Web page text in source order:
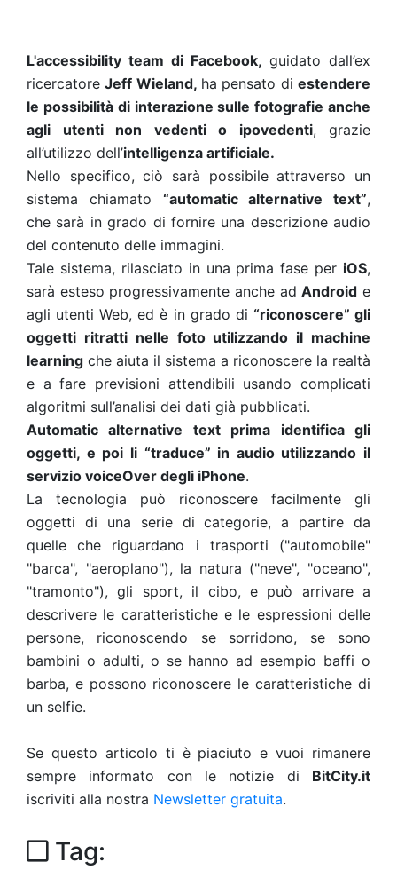
L'accessibility team di Facebook, guidato dall’ex
ricercatoreJeff Wieland, ha pensato diestendere
le possibilità di interazione sulle fotografie anche
agli utenti non vedenti o ipovedenti, grazie
all’utilizzo dell’intelligenza artificiale.
Nello specifico, ciò sarà possibile attraverso un
sistema chiamato “automatic alternative text”,
che sarà in grado di fornire una descrizione audio
del contenuto delle immagini.
Tale sistema, rilasciato in una prima fase per iOS,
sarà esteso progressivamente anche adAndroid e
agli utenti Web, ed è in grado di “riconoscere” gli
oggetti ritratti nelle foto utilizzando il machine
learning che aiuta il sistema a riconoscere la realtà
e a fare previsioni attendibili usando complicati
algoritmi sull’analisi dei dati già pubblicati.
Automatic alternative text prima identifica gli
oggetti, e poi li “traduce” in audio utilizzando il
servizio voiceOver degli iPhone.
La tecnologia può riconoscere facilmente gli
oggetti di una serie di categorie, a partire da
quelle che riguardano i trasporti ("automobile"
"barca", "aeroplano"), la natura ("neve", "oceano",
"tramonto"), gli sport, il cibo, e può arrivare a
descrivere le caratteristiche e le espressioni delle
persone, riconoscendo se sorridono, se sono
bambini o adulti, o se hanno ad esempio baffi o
barba, e possono riconoscere le caratteristiche di
un selfie.
Se questo articolo ti è piaciuto e vuoi rimanere
sempre informato con le notizie di BitCity.it
iscriviti alla nostra Newsletter gratuita.
Tag: